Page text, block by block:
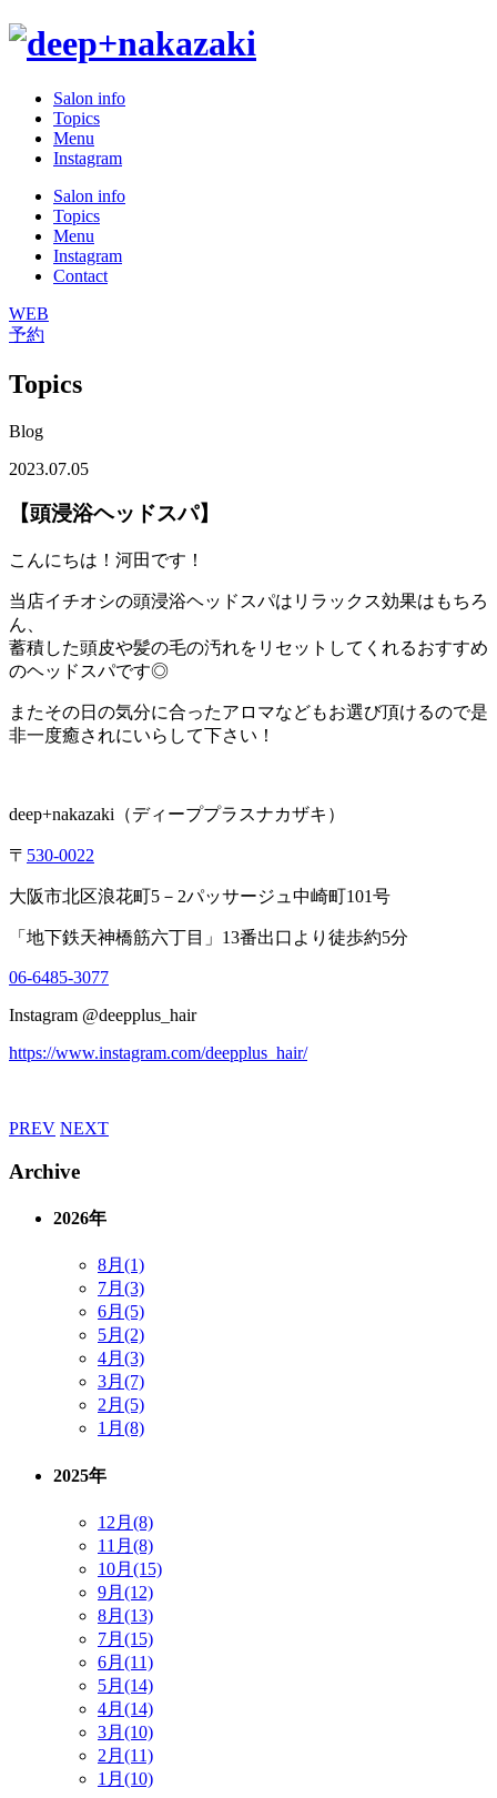
Salon info
Topics
Menu
Instagram
Salon info
Topics
Menu
Instagram
Contact
WEB
予約
Topics
Blog
2023.07.05
【頭浸浴ヘッドスパ】
こんにちは！河田です！
当店イチオシの頭浸浴ヘッドスパはリラックス効果はもちろ
ん、
蓄積した頭皮や髪の毛の汚れをリセットしてくれるおすすめ
のヘッドスパです◎
またその日の気分に合ったアロマなどもお選び頂けるので是
非一度癒されにいらして下さい！
deep+nakazaki （ディーププラスナカザキ）
〒 530-0022
大阪市北区浪花町5 － 2パッサージュ中崎町101号
「地下鉄天神橋筋六丁目」 13番出口より徒歩約5分
06-6485-3077
Instagram @deepplus_hair
https://www.instagram.com/deepplus_hair/
PREV NEXT
Archive
2026年
8月(1)
7月(3)
6月(5)
5月(2)
4月(3)
3月(7)
2月(5)
1月(8)
2025年
12月(8)
11月(8)
10月(15)
9月(12)
8月(13)
7月(15)
6月(11)
5月(14)
4月(14)
3月(10)
2月(11)
1月(10)